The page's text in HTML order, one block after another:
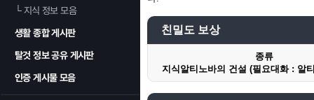
└지식 정보 모음
생활 종합 게시판
탈것 정보 공유 게시판
인증 게시물 모음
친밀도 보상
종류
지식알티노바의 건설 (필요대화 : 알